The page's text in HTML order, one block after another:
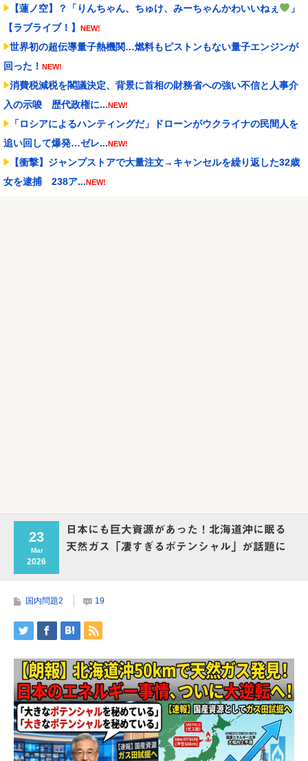
【蓮ノ空】？「りんちゃん、ちゅけ、みーちゃんかわいいねぇ
」
【ラブライブ！】
NEW!
世界初の超伝導量子熱機関…燃料もピストンもない量子エンジンが
回った！ NEW!
消費税減税を閣議決定、背景に首相の財務省への強い不信と人事介
入の示唆 歴代政権に...NEW!
「ロシアによるハンティングだ」ドローンがウクライナの民間人を
追い回して爆発…ゼレ...NEW!
【衝撃】ジャンプストアで大量注文→キャンセルを繰り返した32歳
女を逮捕 238ア...NEW!
23
Mar
2026
日本にも巨大資源があった！北海道沖に眠る
天然ガス「凄すぎるポテンシャル」が話題に
国内問題2 19